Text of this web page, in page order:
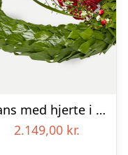
Krans med hjerte i klassisk stil – rød og hvid
2.149,00 kr.